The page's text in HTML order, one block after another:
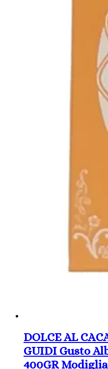
DOLCE AL
GUIDI Gusto
400GR